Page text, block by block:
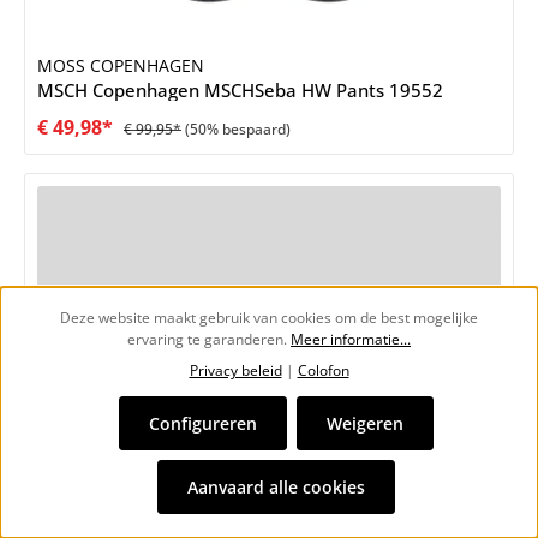
MOSS COPENHAGEN
MSCH Copenhagen MSCHSeba HW Pants 19552
€ 49,98* € 99,95*(50% bespaard)
Deze website maakt gebruik van cookies om de best mogelijke
ervaring te garanderen. Meer informatie...
Privacy beleid| Colofon
Weigeren
Configureren
Aanvaard alle cookies